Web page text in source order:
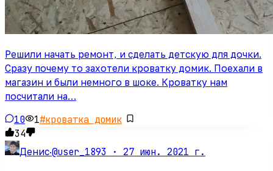
Решили начать ремонт, и сделать детскую для дочки.
Сразу почему то захотели кроватку домик. Поехали в
магазин и были немного в шоке. Кроватку нам
посчитали на…
10 1#кроватка домик
34
Денис·@user_1893 · 27 июн. 2021 г.